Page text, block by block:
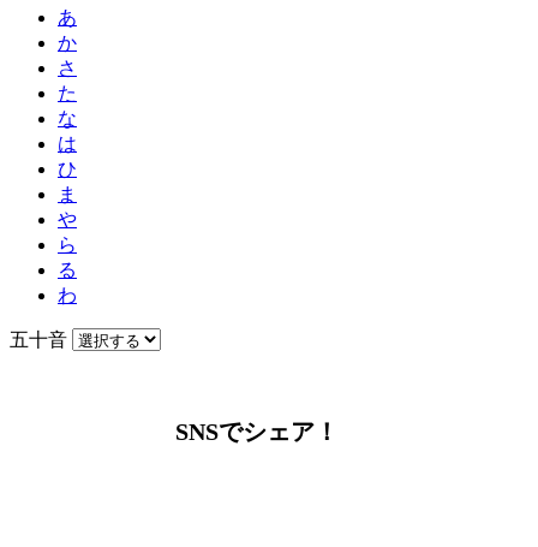
あ
か
さ
た
な
は
ひ
ま
や
ら
る
わ
五十音
SNSでシェア！